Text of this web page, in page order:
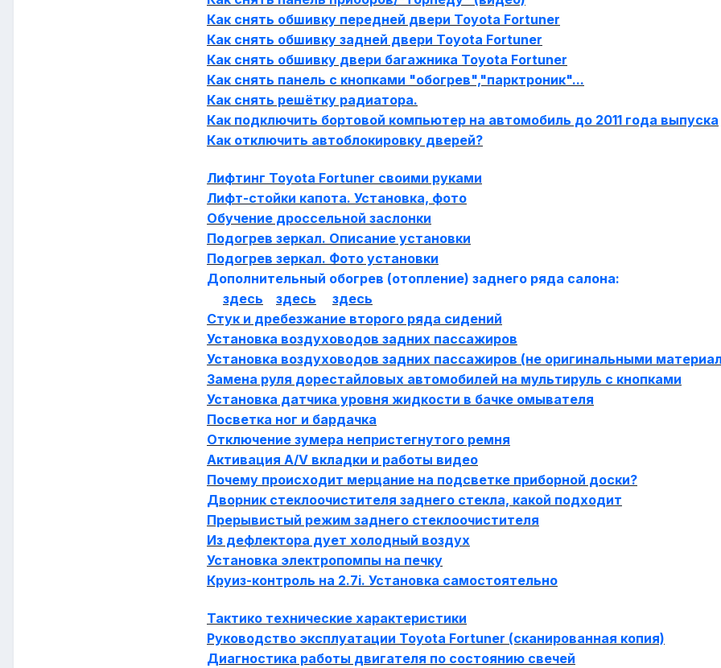
Как снять обшивку передней двери Toyota Fortuner
Как снять обшивку задней двери Toyota Fortuner
Как снять обшивку двери багажника Toyota Fortuner
Как снять панель с кнопками "обогрев","парктроник"...
Как снять решётку радиатора.
Как подключить бортовой компьютер на автомобиль до 2011 года выпуска
Как отключить автоблокировку дверей?
Лифтинг Toyota Fortuner своими руками
Лифт-стойки капота. Установка, фото
Обучение дроссельной заслонки
Подогрев зеркал. Описание установки
Подогрев зеркал. Фото установки
Дополнительный обогрев (отопление) заднего ряда салона:
здесь
здесь
здесь
Стук и дребезжание второго ряда сидений
Установка воздуховодов задних пассажиров
Установка воздуховодов задних пассажиров (не оригинальными
Замена руля дорестайловых автомобилей на мультируль с кнопками
Установка датчика уровня жидкости в бачке омывателя
Посветка ног и бардачка
Отключение зумера непристегнутого ремня
Активация A/V вкладки и работы видео
Почему происходит мерцание на подсветке приборной доски?
Дворник стеклоочистителя заднего стекла, какой подходит
Прерывистый режим заднего стеклоочистителя
Из дефлектора дует холодный воздух
Установка электропомпы на печку
Круиз-контроль на 2.7i. Установка самостоятельно
Тактико технические характеристики
Руководство эксплуатации Toyota Fortuner (сканированная копия)
Диагностика работы двигателя по состоянию свечей